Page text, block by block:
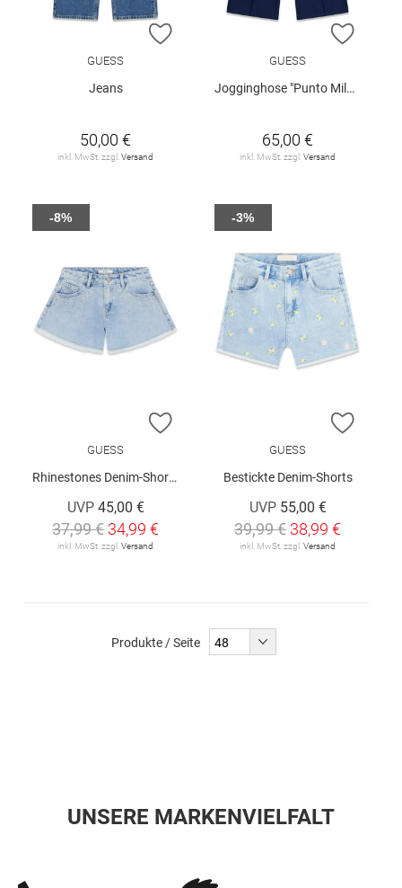
ZUR WUNSCHLISTE HINZUFÜGEN
GUESS
Jeans
50,00 €
inkl. MwSt. zzgl. Versand
ZUR
GUESS
Jogginghose "Punto Milano"
65,00 €
inkl. MwSt. zzgl. Versand
ZUR WUNSCHLISTE HINZUFÜGEN
GUESS
Rhinestones Denim-Shorts
UVP 45,00 €
37,99 € 34,99 €
inkl. MwSt. zzgl. Versand
-8%
ZUR
GUESS
Bestickte Denim-Shorts
UVP 55,00 €
39,99 € 38,99 €
inkl. MwSt. zzgl. Versand
-3%
Produkte / Seite
UNSERE MARKENVIELFALT